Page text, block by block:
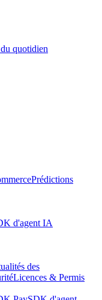
quotidien
Prédictions
d'agent IA
des
Licences & Permis